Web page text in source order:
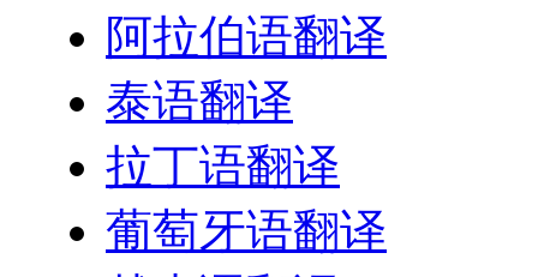
阿拉伯语翻译
泰语翻译
拉丁语翻译
葡萄牙语翻译